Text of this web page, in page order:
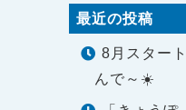
最近の投稿
8月スター
んで～☀️